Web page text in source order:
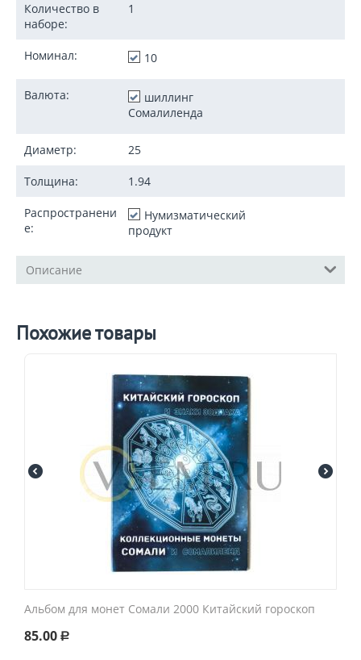
Количество в
наборе:
1
Номинал: 10
Валюта:
шиллинг
Сомалиленда
Диаметр: 25
Толщина: 1.94
Распространени
е:
Нумизматический
продукт
Описание
Похожие товары
Альбом для монет Сомали 2000 Китайский гороскоп
85.00 Р